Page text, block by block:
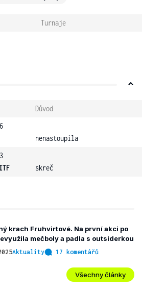
Turnaje
Důvod
nenastoupila
skreč
krach Fruhvirtové. Na první akci po
mečboly a padla s outsiderkou
Aktuality 17 komentářů
Všechny články